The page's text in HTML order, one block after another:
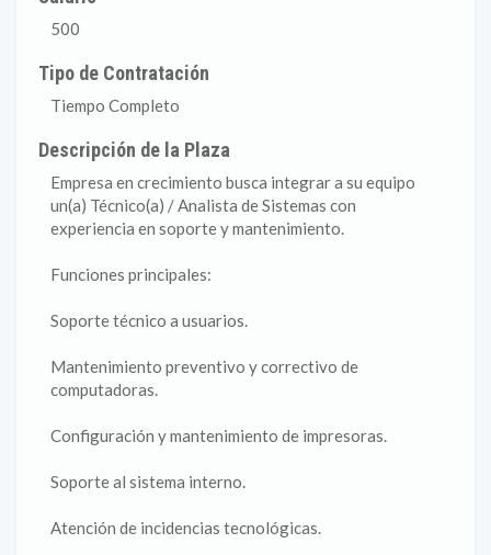
500
Tipo de Contratación
Tiempo Completo
Descripción de la Plaza
Empresa en crecimiento busca integrar a su equipo
un(a) Técnico(a) / Analista de Sistemas con
experiencia en soporte y mantenimiento.
Funciones principales:
Soporte técnico a usuarios.
Mantenimiento preventivo y correctivo de
computadoras.
Configuración y mantenimiento de impresoras.
Soporte al sistema interno.
Atención de incidencias tecnológicas.